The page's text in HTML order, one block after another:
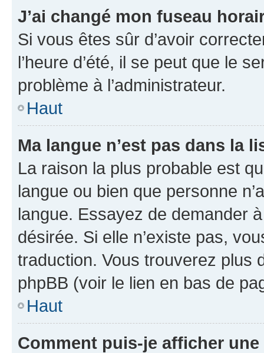
J’ai changé mon fuseau
Si vous êtes sûr d’avoir
l’heure d’été, il se peut que le
problème à l’administrateur.
Haut
Ma langue n’est pas dans la
La raison la plus probable est
langue ou bien que personne
langue. Essayez de demander
désirée. Si elle n’existe pas,
traduction. Vous trouverez plus
phpBB (voir le lien en bas de
Haut
Comment puis-je afficher